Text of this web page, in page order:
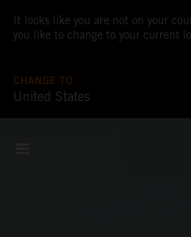
It looks like you are not on your
you like to change to your current
CHANGE TO
United States